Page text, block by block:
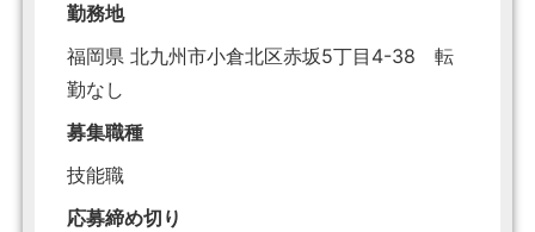
勤務地
福岡県 北九州市小倉北区赤坂5丁目4-38 転
勤なし
募集職種
技能職
応募締め切り